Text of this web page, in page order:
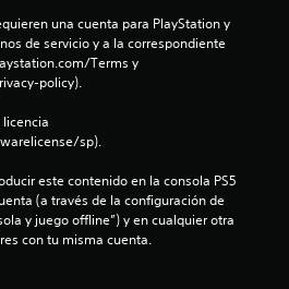
una cuenta para PlayStation y
de servicio y a la correspondiente
Terms y
policy).
sp).
este contenido en la consola PS5
(a través de la configuración de
y juego offline”) y en cualquier otra
con tu misma cuenta.